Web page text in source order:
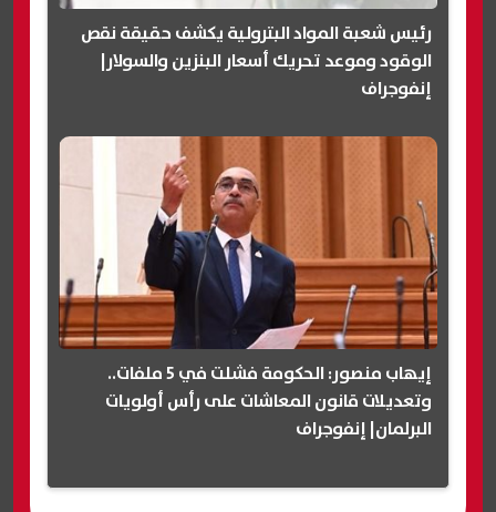
رئيس شعبة المواد البترولية يكشف حقيقة نقص
الوقود وموعد تحريك أسعار البنزين والسولار|
إنفوجراف
إيهاب منصور: الحكومة فشلت في 5 ملفات..
وتعديلات قانون المعاشات على رأس أولويات
البرلمان| إنفوجراف